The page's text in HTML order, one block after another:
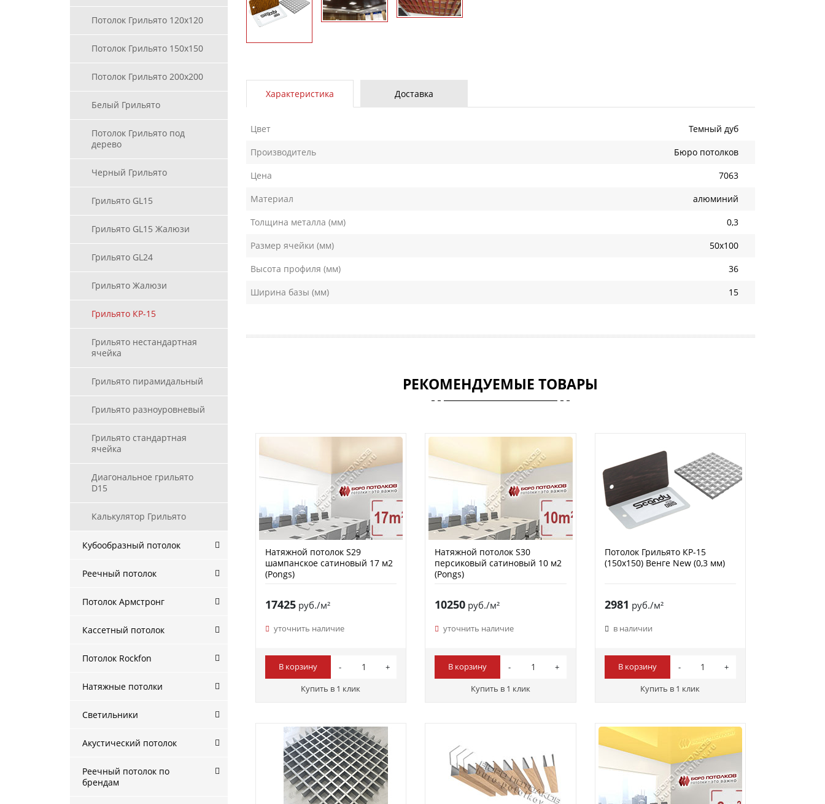
Потолок Грильято 120х120
Потолок Грильято 150х150
Потолок Грильято 200х200
Белый Грильято
Потолок Грильято под
дерево
Черный Грильято
Грильято GL15
Грильято GL15 Жалюзи
Грильято GL24
Грильято Жалюзи
Грильято КР-15
Грильято нестандартная
ячейка
Грильято пирамидальный
Грильято разноуровневый
Грильято стандартная
ячейка
Диагональное грильято
D15
Калькулятор Грильято
Кубообразный потолок
Реечный потолок
Потолок Армстронг
Кассетный потолок
Потолок Rockfon
Натяжные потолки
Светильники
Акустический потолок
Реечный потолок по
брендам
Характеристика Доставка
Цвет
Темный дуб
Производитель
Бюро потолков
Цена
7063
Материал
алюминий
Толщина металла (мм)
0,3
Размер ячейки (мм)
50х100
Высота профиля (мм)
36
Ширина базы (мм)
15
РЕКОМЕНДУЕМЫЕ ТОВАРЫ
Натяжной потолок S29
шампанское сатиновый 17 м2
(Pongs)
17425руб./м²
уточнить наличие
В корзину
Купить в 1 клик
Натяжной потолок S30
персиковый сатиновый 10 м2
(Pongs)
10250 руб./м²
уточнить наличие
В корзину
Купить в 1 клик
Потолок Грильято КР-15
(150х150) Венге New (0,3 мм)
2981 руб./м²
в наличии
В корзину
Купить в 1 клик